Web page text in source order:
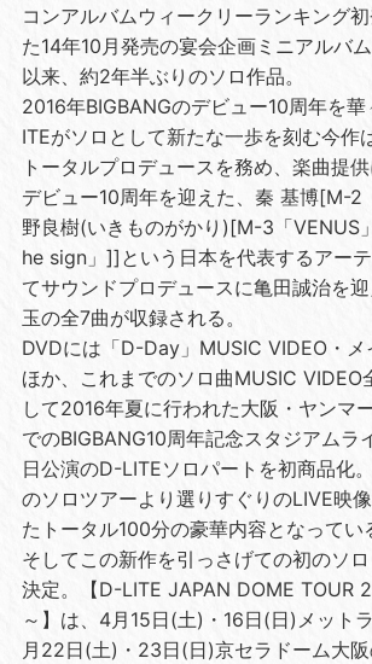
コンアルバムウィークリーランキング
た14年10月発売の宴会企画ミニアルバム
以来、約2年半ぶりのソロ作品。
2016年BIGBANGのデビュー10周年を
ITEがソロとして新たな一歩を刻む今作
トータルプロデュースを務め、楽曲提
デビュー10周年を迎えた、秦 基博[M-
野良樹(いきものがかり)[M-3「VENUS
he sign」]]という日本を代表するアー
てサウンドプロデュースに亀田誠治を
玉の全7曲が収録される。
DVDには「D-Day」MUSIC VIDEO・メ
ほか、これまでのソロ曲MUSIC VIDEO
して2016年夏に行われた大阪・ヤンマ
でのBIGBANG10周年記念スタジアムラ
日公演のD-LITEソロパートを初商品化
のソロツアーより選りすぐりのLIVE映
たトータル100分の豪華内容となってい
そしてこの新作を引っさげての初のソ
決定。【D-LITE JAPAN DOME TOUR
～】は、4月15日(土)・16日(日)メット
月22日(土)・23日(日)京セラドーム大